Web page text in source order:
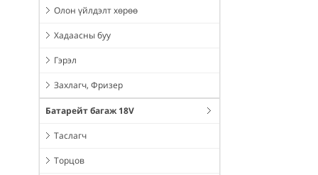
Олон үйлдэлт хөрөө
Хадаасны буу
Гэрэл
Захлагч, Фризер
Батарейт багаж 18V
Таслагч
Торцов